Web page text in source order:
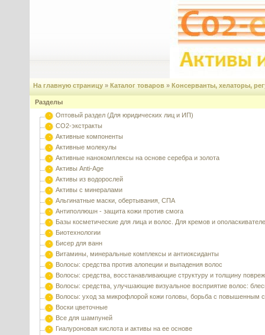
На главную страницу » Каталог товаров » Консерванты, хелаторы,
Разделы
Оптовый раздел (Для юридических лиц и ИП)
CO2-экстракты
Активные компоненты
Активные молекулы
Активные нанокомплексы на основе серебра и золота
Активы Anti-Age
Активы из водорослей
Активы с минералами
Альгинатные маски, обертывания, СПА
Антиполлюшн - защита кожи против смога
Базы косметические для лица и волос. Для кремов и
Биотехнологии
Бисер для ванн
Витамины, минеральные комплексы и антиоксиданты
Волосы: средства против алопеции и выпадения волос
Волосы: средства, восстанавливающие структуру и толщину
Волосы: средства, улучшающие визуальное восприятие волос:
Волосы: уход за микрофлорой кожи головы, борьба с повышенным
Воски цветочные
Все для шампуней
Гиалуроновая кислота и активы на ее основе